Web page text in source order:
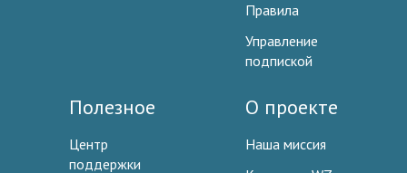
Правила
Управление
подпиской
Полезное
Центр
поддержки
О проекте
Наша миссия